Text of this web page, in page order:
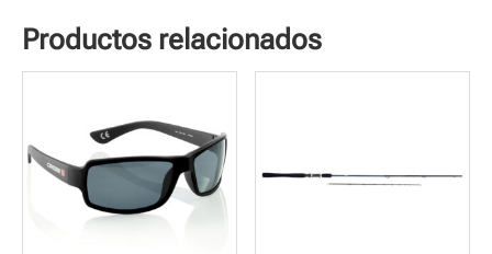
Productos relacionados